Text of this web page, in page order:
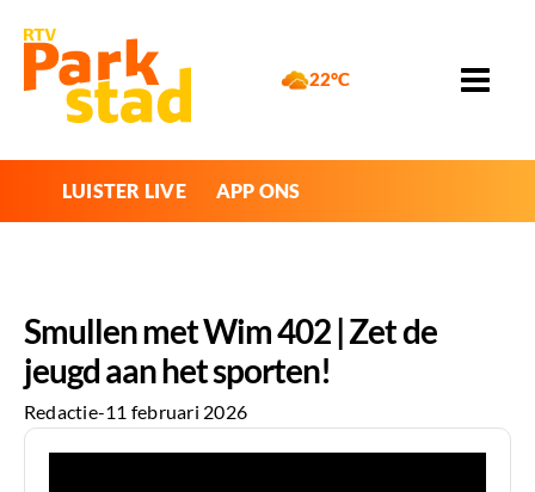
22°C
LUISTER LIVE APP ONS
Smullen met Wim 402 | Zet de
jeugd aan het sporten!
Redactie-11 februari 2026